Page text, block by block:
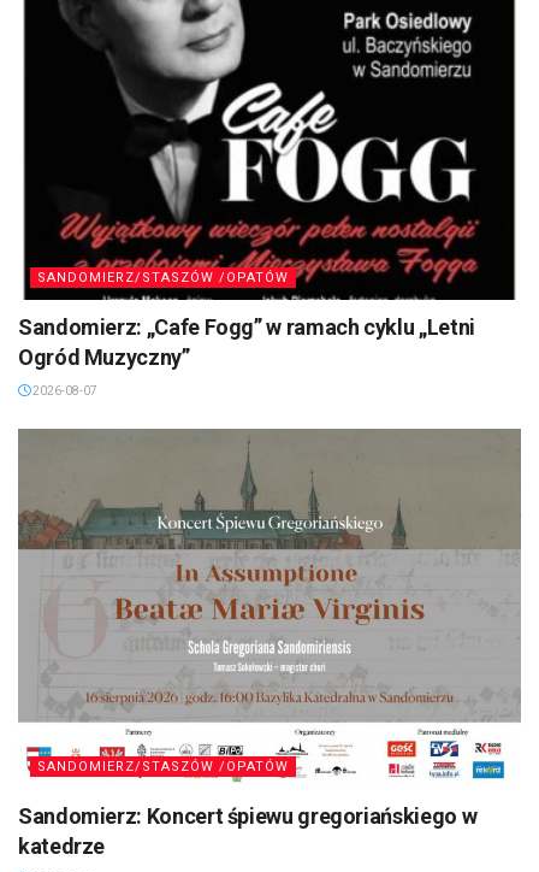
SANDOMIERZ/STASZÓW /OPATÓW
Sandomierz: „Cafe Fogg” w ramach cyklu „Letni
Ogród Muzyczny”
2026-08-07
SANDOMIERZ/STASZÓW /OPATÓW
Sandomierz: Koncert śpiewu gregoriańskiego w
katedrze